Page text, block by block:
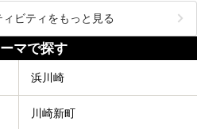
ビティをもっと見る
マで探す
浜川崎
川崎新町